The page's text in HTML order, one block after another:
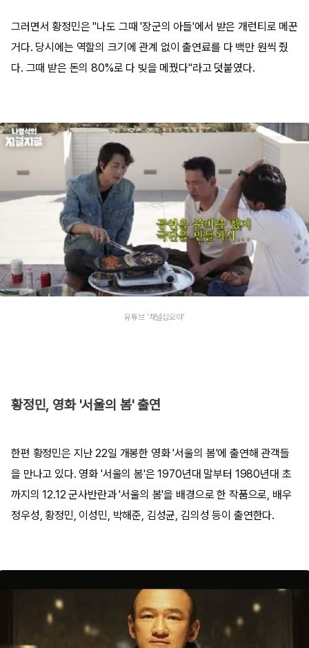
그러면서 황정민은 "나도 그때 '장군의 아들'에서 받은 개런티로 메꾼
거다. 당시에는 역할의 크기에 관계 없이 출연료를 다 백만 원씩 줬
다. 그때 받은 돈의 80%로 다 빚을 메꿨다"라고 덧붙였다.
유튜브 '채널십오야'
황정민, 영화 '서울의 봄' 출연
한편 황정민은 지난 22일 개봉한 영화 '서울의 봄'에 출연해 관객들
을 만나고 있다. 영화 '서울의 봄'은 1970년대 말부터 1980년대 초
까지의 12.12 군사반란과 '서울의 봄'을 배경으로 한 작품으로, 배우
정우성, 황정민, 이성민, 박해준, 김성균, 김의성 등이 출연한다.